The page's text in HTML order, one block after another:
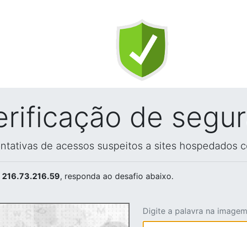
de
de acessos suspeitos a sites hospedados
216.73.216.59, responda ao desafio abaixo.
Digite a palavra na